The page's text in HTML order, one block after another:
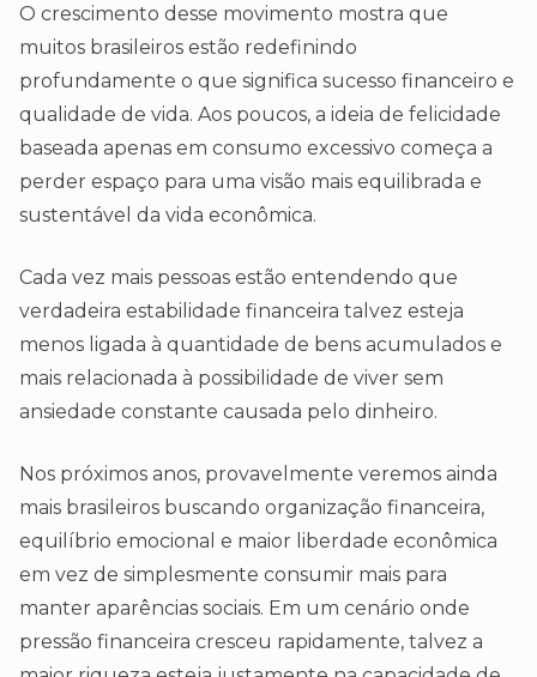
O crescimento desse movimento mostra que
muitos brasileiros estão redefinindo
profundamente o que significa sucesso financeiro e
qualidade de vida. Aos poucos, a ideia de felicidade
baseada apenas em consumo excessivo começa a
perder espaço para uma visão mais equilibrada e
sustentável da vida econômica.
Cada vez mais pessoas estão entendendo que
verdadeira estabilidade financeira talvez esteja
menos ligada à quantidade de bens acumulados e
mais relacionada à possibilidade de viver sem
ansiedade constante causada pelo dinheiro.
Nos próximos anos, provavelmente veremos ainda
mais brasileiros buscando organização financeira,
equilíbrio emocional e maior liberdade econômica
em vez de simplesmente consumir mais para
manter aparências sociais. Em um cenário onde
pressão financeira cresceu rapidamente, talvez a